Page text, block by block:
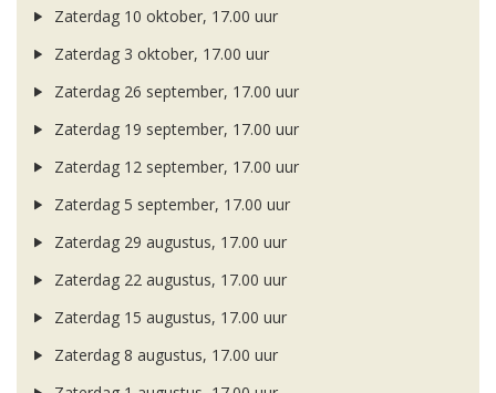
Zaterdag 10 oktober, 17.00 uur
Zaterdag 3 oktober, 17.00 uur
Zaterdag 26 september, 17.00 uur
Zaterdag 19 september, 17.00 uur
Zaterdag 12 september, 17.00 uur
Zaterdag 5 september, 17.00 uur
Zaterdag 29 augustus, 17.00 uur
Zaterdag 22 augustus, 17.00 uur
Zaterdag 15 augustus, 17.00 uur
Zaterdag 8 augustus, 17.00 uur